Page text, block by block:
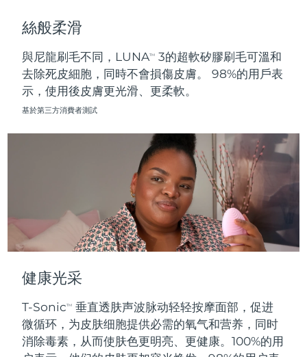
絲般柔滑
與尼龍刷毛不同，LUNATM
3的超軟矽膠刷毛可溫和
去除死皮細胞，同時不會損傷皮膚。 98%的用戶表
示，使用後皮膚更光滑、更柔軟。
基於第三方消費者測試
健康光采
T-SonicTM
垂直透肤声波脉动轻轻按摩面部，促进
微循环，为皮肤细胞提供必需的氧气和营养，同时
消除毒素，从而使肤色更明亮、更健康。100%的用
南非 預計送達日期8/17/26
南韓
預計送達日期 8/9/26
預計送達日期
預計送達日期8/9/26
台灣 預計送達日期8/14/26
泰國
土耳其 預計送達日期8/10/26
阿拉伯聯合大公國 預計送達日期8/10/26